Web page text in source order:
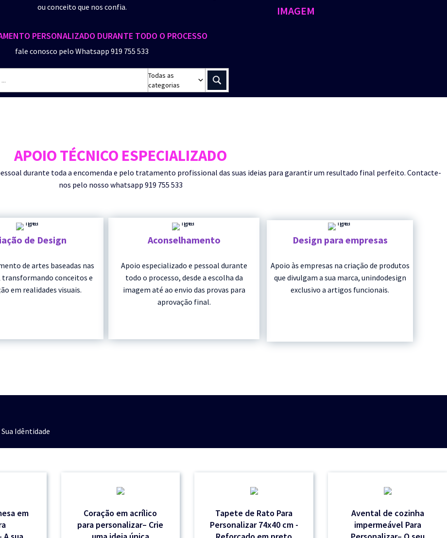
ou conceito que nos confia.
PERSONALIZADO DURANTE TODO O PROCESSO
fale conosco pelo Whatsapp 919 755 533
Todas as
categorias
IMAGEM
APOIO TÉCNICO ESPECIALIZADO
durante toda a encomenda e pelo tratamento profissional das suas ideias para garantir um resultado final perfeito. Contacte-
nos pelo nosso whatsapp 919 755 533
de Design
de artes baseadas nas
transformando conceitos e
em realidades visuais.
Aconselhamento
Apoio especializado e pessoal durante
todo o processo, desde a escolha da
imagem até ao envio das provas para
aprovação final.
Design para empresas
Apoio às empresas na criação de produtos
que divulgam a sua marca, unindodesign
exclusivo a artigos funcionais.
Idêntidade
em
Coração em acrílico
para personalizar– Crie
Tapete de Rato Para
Personalizar 74x40 cm -
Avental de cozinha
impermeável Para